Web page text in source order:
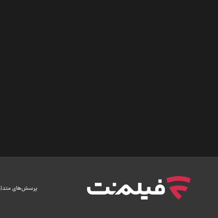
پرسش‌های